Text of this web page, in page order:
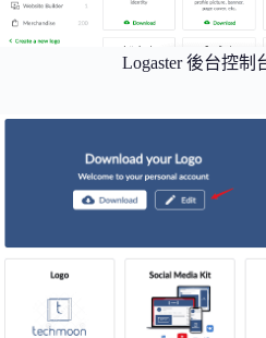
Logaster 後台控制